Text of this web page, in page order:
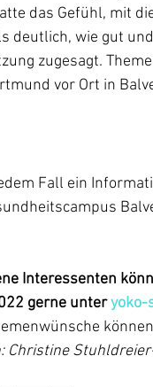
das Gefühl, mit
deutlich, wie gut
zugesagt.
vor Ort in
Fall ein
Interessenten
gerne unter yoko-
Christine